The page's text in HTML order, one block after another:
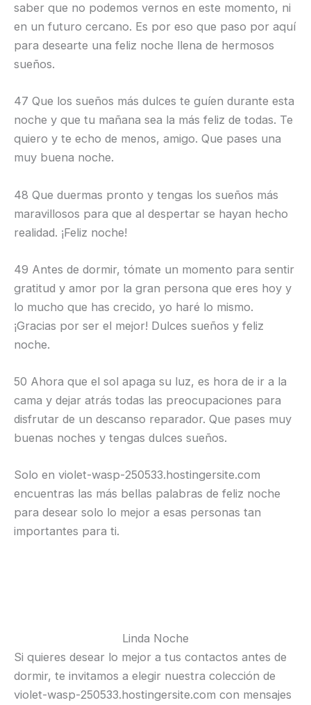
saber que no podemos vernos en este momento, ni
en un futuro cercano. Es por eso que paso por aquí
para desearte una feliz noche llena de hermosos
sueños.
47 Que los sueños más dulces te guíen durante esta
noche y que tu mañana sea la más feliz de todas. Te
quiero y te echo de menos, amigo. Que pases una
muy buena noche.
48 Que duermas pronto y tengas los sueños más
maravillosos para que al despertar se hayan hecho
realidad. ¡Feliz noche!
49 Antes de dormir, tómate un momento para sentir
gratitud y amor por la gran persona que eres hoy y
lo mucho que has crecido, yo haré lo mismo.
¡Gracias por ser el mejor! Dulces sueños y feliz
noche.
50 Ahora que el sol apaga su luz, es hora de ir a la
cama y dejar atrás todas las preocupaciones para
disfrutar de un descanso reparador. Que pases muy
buenas noches y tengas dulces sueños.
Solo en violet-wasp-250533.hostingersite.com
encuentras las más bellas palabras de feliz noche
para desear solo lo mejor a esas personas tan
importantes para ti.
Linda Noche
Si quieres desear lo mejor a tus contactos antes de
dormir, te invitamos a elegir nuestra colección de
violet-wasp-250533.hostingersite.com con mensajes